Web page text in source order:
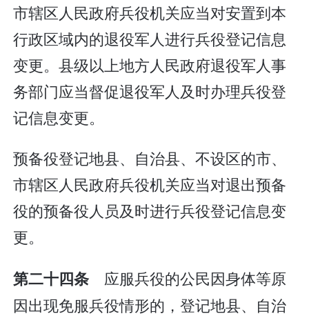
市辖区人民政府兵役机关应当对安置到本
行政区域内的退役军人进行兵役登记信息
变更。县级以上地方人民政府退役军人事
务部门应当督促退役军人及时办理兵役登
记信息变更。
预备役登记地县、自治县、不设区的市、
市辖区人民政府兵役机关应当对退出预备
役的预备役人员及时进行兵役登记信息变
更。
第二十四条 应服兵役的公民因身体等原
因出现免服兵役情形的，登记地县、自治